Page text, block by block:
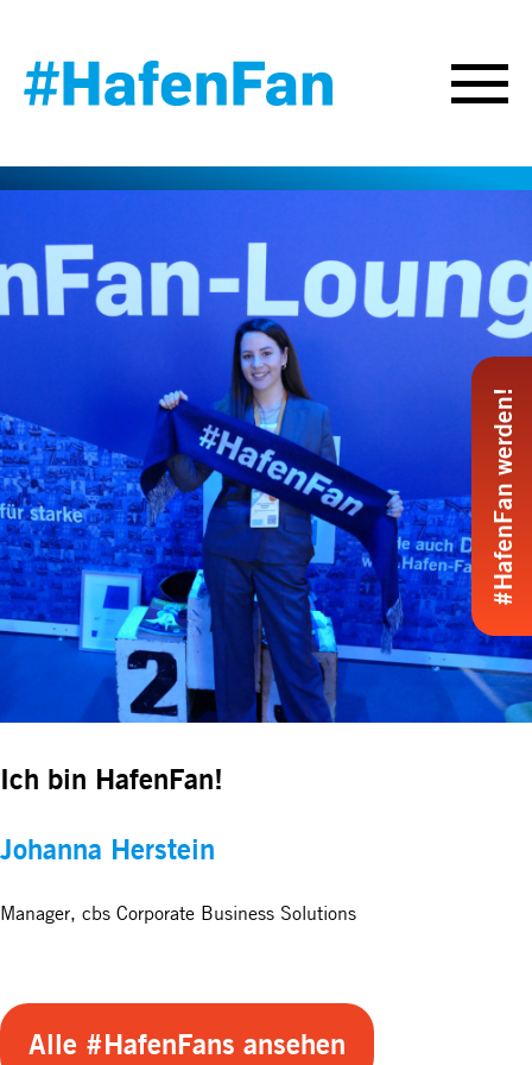
#HafenFan werden!
Ich bin HafenFan!
Johanna Herstein
Manager, cbs Corporate Business Solutions
Alle #HafenFans ansehen